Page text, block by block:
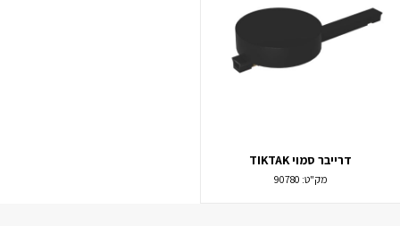
דרייבר סמוי TIKTAK
מק"ט: 90780